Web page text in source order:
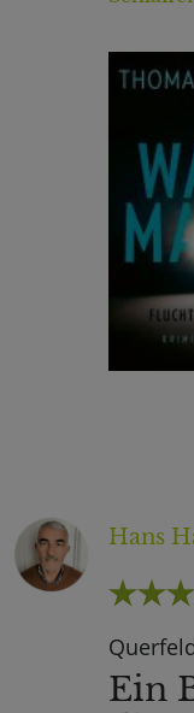
Hans
Ein